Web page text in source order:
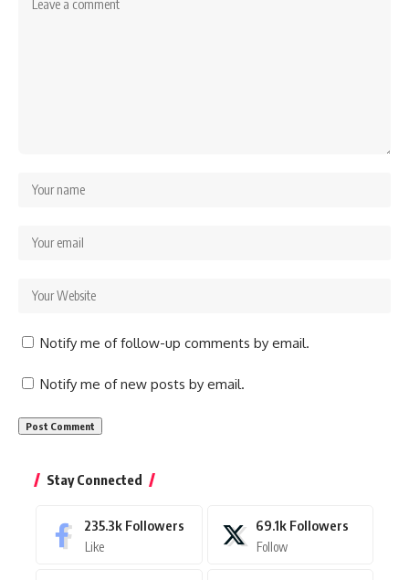
Notify me of follow-up comments by email.
Notify me of new posts by email.
Stay Connected
235.3k Followers
Like
69.1k Followers
Follow